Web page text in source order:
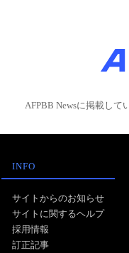
AFPBB Newsに掲載して
INFO
サイトからのお知らせ
サイトに関するヘルプ
採用情報
訂正記事